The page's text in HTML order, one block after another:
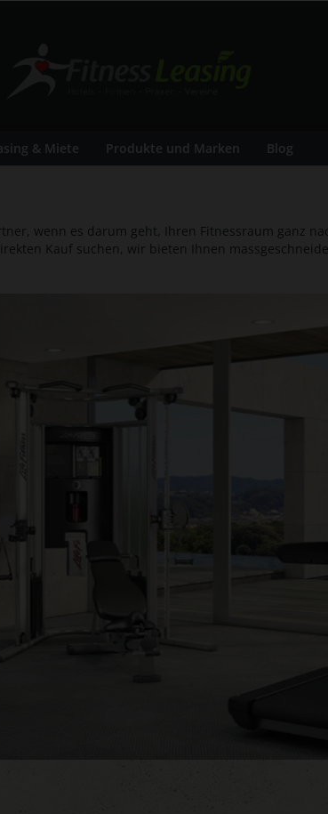
& Miete Produkte und Marken Blog
wenn es darum geht, Ihren Fitnessraum ganz
Kauf suchen, wir bieten Ihnen